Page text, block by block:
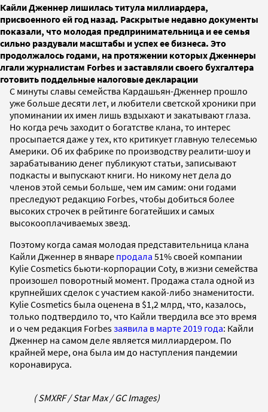
Кайли Дженнер лишилась титула миллиардера,
присвоенного ей год назад. Раскрытые недавно документы
показали, что молодая предпринимательница и ее семья
сильно раздували масштабы и успех ее бизнеса. Это
продолжалось годами, на протяжении которых Дженнеры
лгали журналистам Forbes и заставляли своего бухгалтера
готовить поддельные налоговые декларации
С минуты славы семейства Кардашьян-Дженнер прошло
уже больше десяти лет, и любители светской хроники при
упоминании их имен лишь вздыхают и закатывают глаза.
Но когда речь заходит о богатстве клана, то интерес
просыпается даже у тех, кто критикует главную телесемью
Америки. Об их фабрике по производству реалити-шоу и
зарабатыванию денег публикуют статьи, записывают
подкасты и выпускают книги. Но никому нет дела до
членов этой семьи больше, чем им самим: они годами
преследуют редакцию Forbes, чтобы добиться более
высоких строчек в рейтинге богатейших и самых
высокооплачиваемых звезд.
Поэтому когда самая молодая представительница клана
Кайли Дженнер в январе продала 51% своей компании
Kylie Cosmetics бьюти-корпорации Coty, в жизни семейства
произошел поворотный момент. Продажа стала одной из
крупнейших сделок с участием какой-либо знаменитости.
Kylie Cosmetics была оценена в $1,2 млрд, что, казалось,
только подтвердило то, что Кайли твердила все это время
и о чем редакция Forbesзаявила в марте 2019 года: Кайли
Дженнер на самом деле является миллиардером. По
крайней мере, она была им до наступления пандемии
коронавируса.
( SMXRF / Star Max / GC Images)